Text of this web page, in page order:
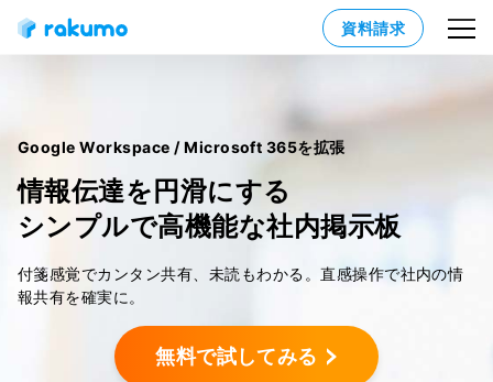
資料請求
Google Workspace / Microsoft 365を拡張
情報伝達を円滑にする
シンプルで高機能な社内掲示板
付箋感覚でカンタン共有、未読もわかる。直感操作で社内の情
報共有を確実に。
無料で試してみる